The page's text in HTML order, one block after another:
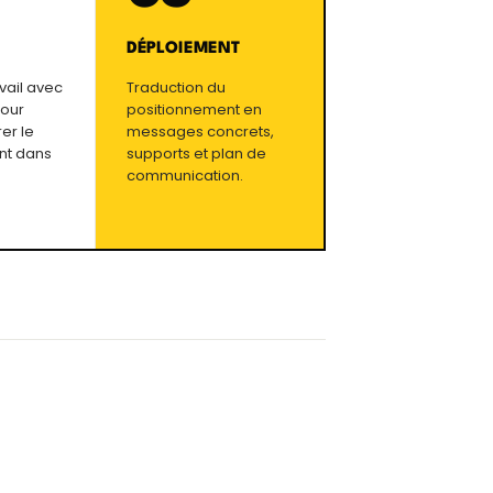
avec
le
dans
DÉPLOIEMENT
Traduction du
positionnement en
messages concrets,
supports et plan de
communication.